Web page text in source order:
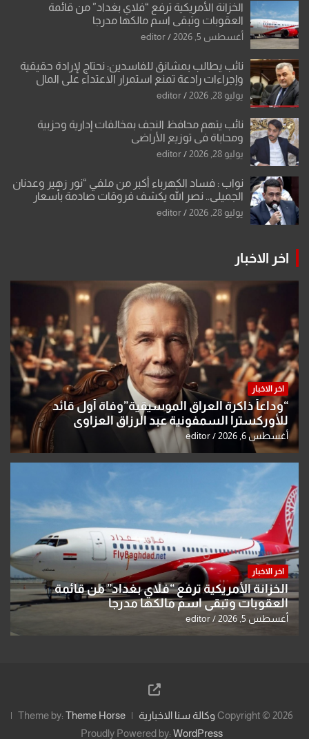
الخزانة الأمريكية ترفع “فلاي بغداد” من قائمة
العقوبات وتبقي اسم مالكها مدرجا
أغسطس 5, 2026 editor
نائب يطالب بمشانق للفاسدين: نحتاج لإرادة حقيقية
وإجراءات رادعة تمنع استمرار الاعتداء على المال
العام”.
يوليو 28, 2026 editor
نائب يتهم محافظ النجف بمخالفات إدارية وحزبية
ومحاباة في توزيع الأراضي
يوليو 28, 2026 editor
نواب : فساد الكهرباء أكبر من ملفي “نور زهير وعدنان
الجميلي.. نصر الله يكشف فروقات صادمة بأسعار
معدات الكهرباء وعقودها
يوليو 28, 2026 editor
اخر الاخبار
اخر الاخبار
“وداعاً ذاكرة العراق الموسيقية”وفاة أول قائد
للأوركسترا السمفونية عبد الرزاق العزاوي
أغسطس 6, 2026 editor
اخر الاخبار
الخزانة الأمريكية ترفع “فلاي بغداد” من قائمة
العقوبات وتبقي اسم مالكها مدرجا
أغسطس 5, 2026 editor
Copyright © 2026 وكالة سنا الاخبارية Theme by: Theme Horse
Proudly Powered by: WordPress